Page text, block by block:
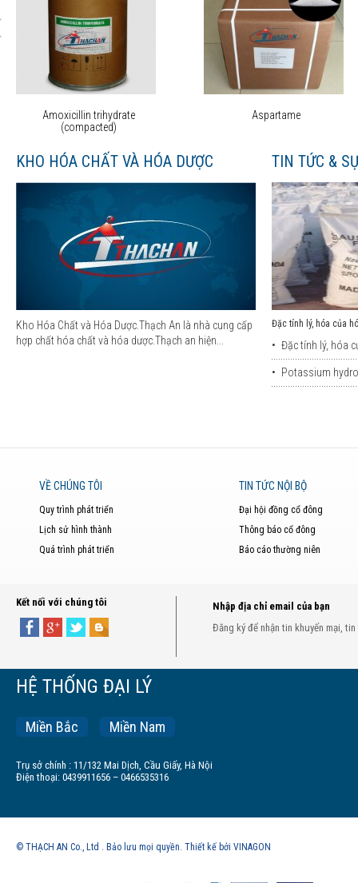
Amoxicillin trihydrate
(compacted)
Aspartame
KHO HÓA CHẤT VÀ HÓA DƯỢC
Kho Hóa Chất và Hóa Dược.Thạch An là nhà cung cấp
hợp chất hóa chất và hóa dược.Thạch an hiện...
TIN TỨC &
Đặc tính lý, hóa của
• Đặc tính lý, hóa
• Potassium
VỀ CHÚNG TÔI
Quy trình phát triển
Lịch sử hình thành
Quá trình phát triển
TIN TỨC NỘI BỘ
Đại hội đồng cổ đông
Thông báo cổ đông
Báo cáo thường niên
Kết nối với chúng tôi
Nhập địa chỉ email của bạn
Đăng ký để nhận tin khuyến mại,
HỆ THỐNG ĐẠI LÝ
Miền Bắc Miền Nam
Trụ sở chính : 11/132 Mai Dịch, Cầu Giấy, Hà Nội
Điện thoại: 0439911656 – 0466535316
© THẠCH AN Co., Ltd . Bảo lưu mọi quyền. Thiết kế bởi VINAGON